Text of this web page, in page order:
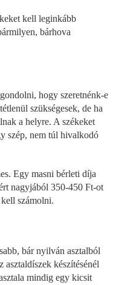
kell leginkább
bárhova
hogy szeretnénk-e
szükségesek, de ha
a helyre. A székeket
szép, nem túl hivalkodó
Egy masni bérleti díja
nagyjából 350-450 Ft-ot
számolni.
bár nyilván asztalból
készítésénél
mindig egy kicsit